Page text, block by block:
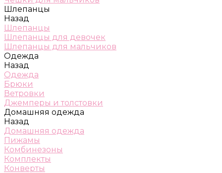
Шлепанцы
Назад
Шлепанцы
Шлепанцы для девочек
Шлепанцы для мальчиков
Одежда
Назад
Одежда
Брюки
Ветровки
Джемперы и толстовки
Домашняя одежда
Назад
Домашняя одежда
Пижамы
Комбинезоны
Комплекты
Конверты